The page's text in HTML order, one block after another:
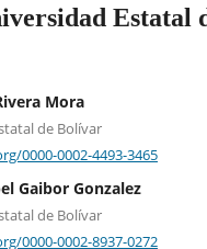
Estatal
Mora
de Bolívar
0000-0002-4493-3465
Gaibor Gonzalez
de Bolívar
0000-0002-8937-0272